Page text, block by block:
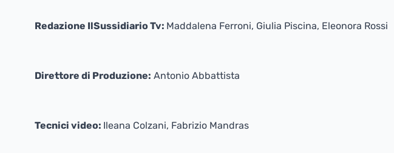
Redazione IlSussidiario Tv: Maddalena Ferroni, Giulia Piscina, Eleonora Rossi
Direttore di Produzione: Antonio Abbattista
Tecnici video: Ileana Colzani, Fabrizio Mandras